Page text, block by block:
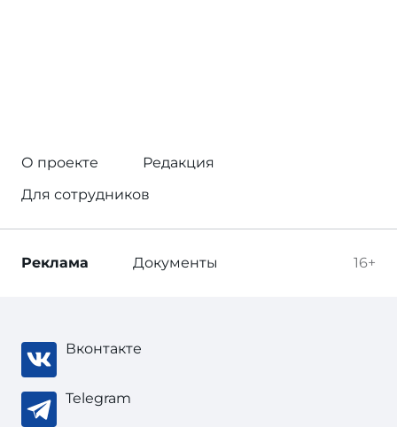
О проекте
Редакция
Для сотрудников
16+
Реклама Документы
Вконтакте
Telegram